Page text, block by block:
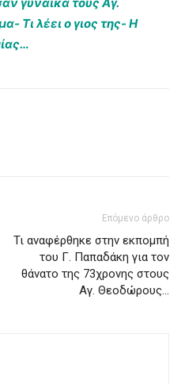
Τι λέει ο γιος της- Η
Επόμενο άρθρο
Τι αναφέρθηκε στην εκπομπή
του Γ. Παπαδάκη για τον
θάνατο της 73χρονης στους
Αγ. Θεοδώρους…